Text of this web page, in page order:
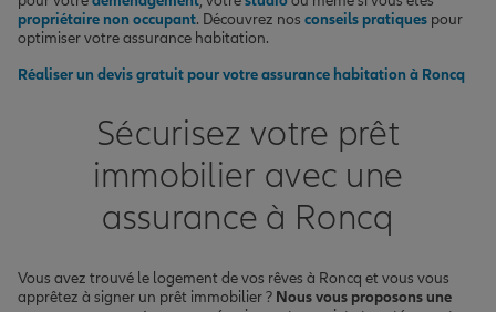
propriétaire non occupant. Découvrez nos conseils pratiques pour
optimiser votre assurance habitation.
Réaliser un devis gratuit pour votre assurance habitation à Roncq
Sécurisez votre prêt
immobilier avec une
assurance à Roncq
Vous avez trouvé le logement de vos rêves à Roncq et vous vous
apprêtez à signer un prêt immobilier ? Nous vous proposons une